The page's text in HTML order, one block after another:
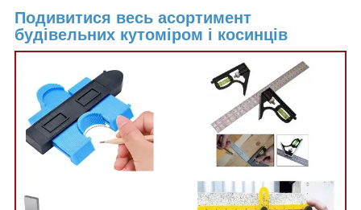
Подивитися весь асортимент
будівельних кутоміром і косинців